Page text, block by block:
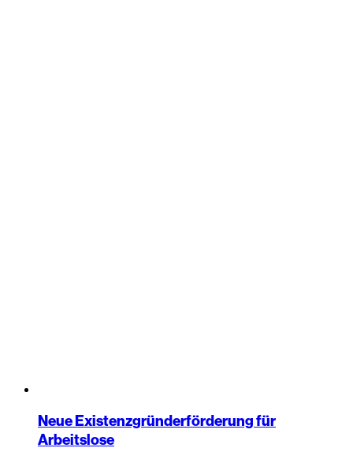
Neue Existenzgründerförderung für
Arbeitslose